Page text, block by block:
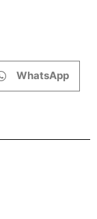
WhatsApp